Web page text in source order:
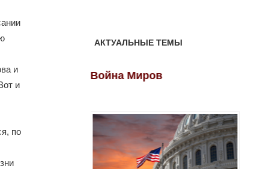
и
и
по
АКТУАЛЬНЫЕ ТЕМЫ
Война Миров